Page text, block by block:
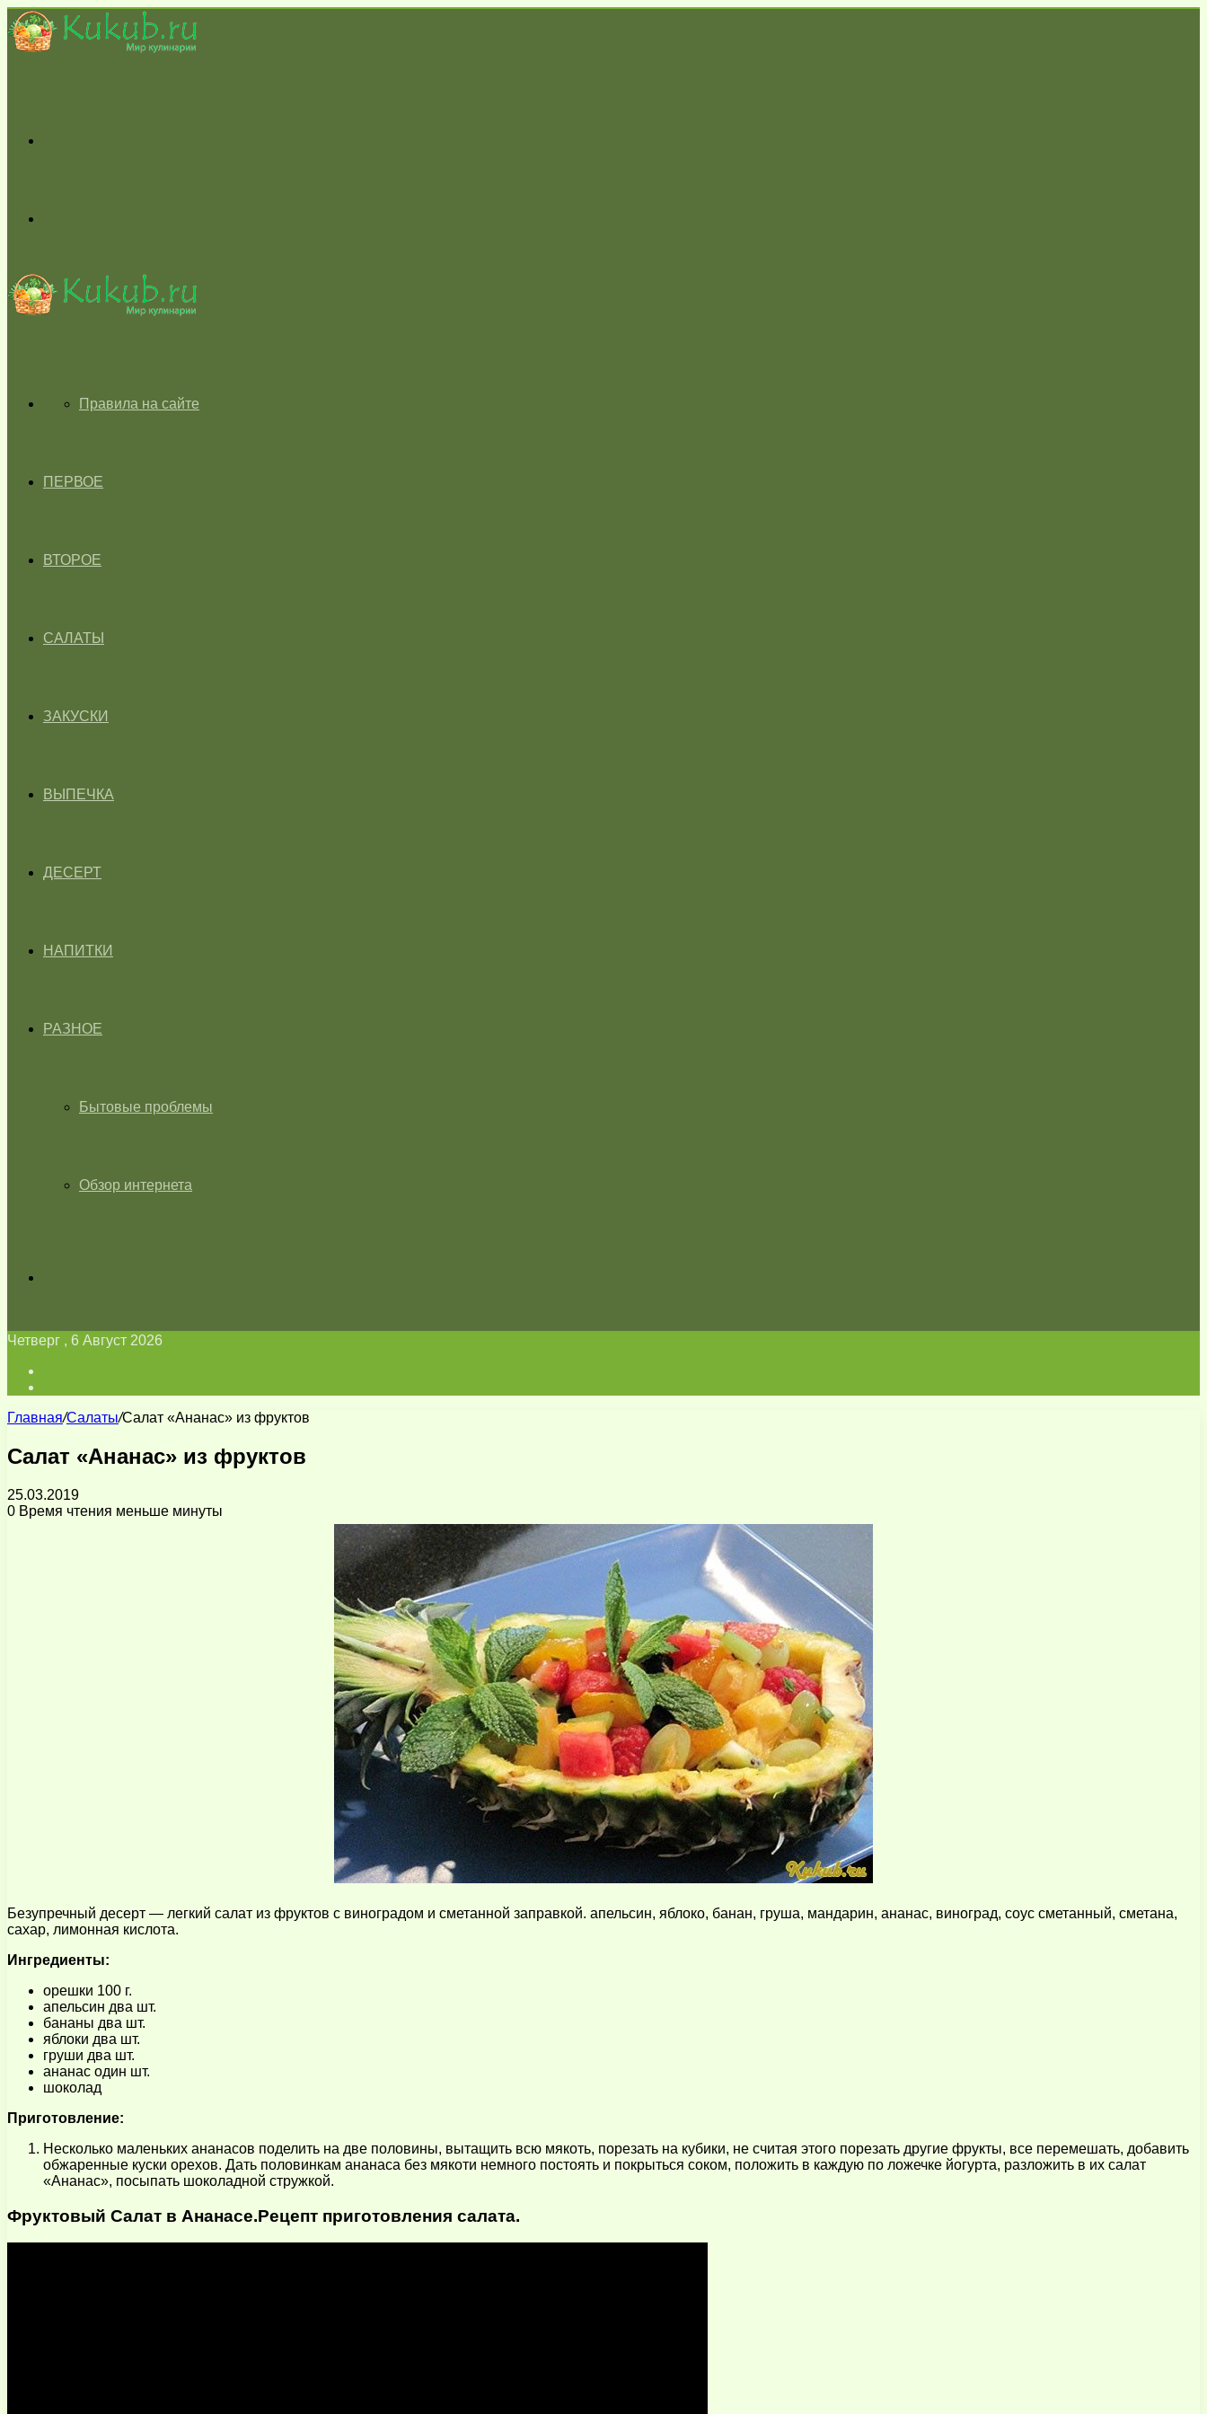
skin
ГЛАВНАЯПравила на сайте
ПЕРВОЕ
ВТОРОЕ
САЛАТЫ
ЗАКУСКИ
ВЫПЕЧКА
ДЕСЕРТ
НАПИТКИ
РАЗНОЕ
Бытовые проблемы
Обзор интернета
Четверг , 6 Август 2026
Главная/Салаты/Салат «Ананас» из фруктов
Салат «Ананас» из фруктов
25.03.2019
0 Время чтения меньше минуты
Безупречный десерт — легкий салат из фруктов с виноградом и сметанной заправкой. апельсин, яблоко, банан, груша, мандарин, ананас, виноград, соус сметанный, сметана,
сахар, лимонная кислота.
Ингредиенты:
орешки 100 г.
апельсин два шт.
бананы два шт.
яблоки два шт.
груши два шт.
ананас один шт.
шоколад
Приготовление:
Несколько маленьких ананасов поделить на две половины, вытащить всю мякоть, порезать на кубики, не считая этого порезать другие фрукты, все перемешать, добавить
обжаренные куски орехов. Дать половинкам ананаса без мякоти немного постоять и покрыться соком, положить в каждую по ложечке йогурта, разложить в их салат
«Ананас», посыпать шоколадной стружкой.
Фруктовый Салат в Ананасе.Рецепт приготовления салата.